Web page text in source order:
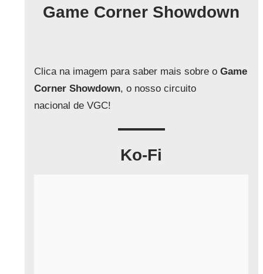
Game Corner Showdown
Clica na imagem para saber mais sobre oGame
Corner Showdown, o nosso circuito
nacional de VGC!
Ko-Fi